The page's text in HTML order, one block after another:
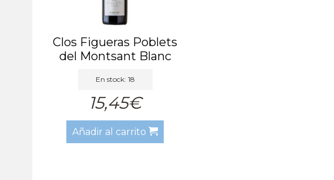
Clos Figueras Poblets
del Montsant Blanc
En stock: 18
15,45€
Añadir al carrito